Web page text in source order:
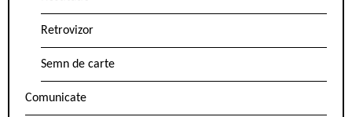
Retrovizor
Semn de carte
Comunicate